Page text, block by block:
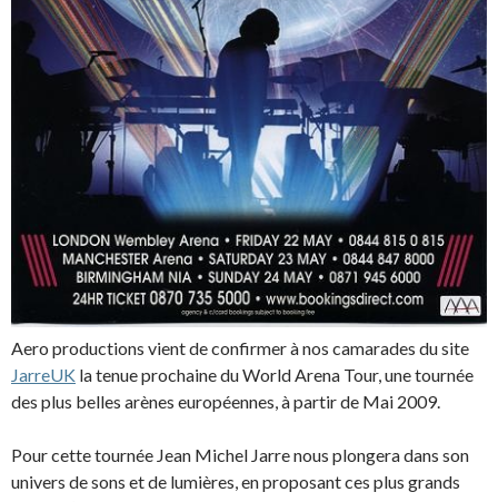
Aero productions vient de confirmer à nos camarades du site
JarreUK la tenue prochaine du World Arena Tour, une tournée
des plus belles arènes européennes, à partir de Mai 2009.
Pour cette tournée Jean Michel Jarre nous plongera dans son
univers de sons et de lumières, en proposant ces plus grands